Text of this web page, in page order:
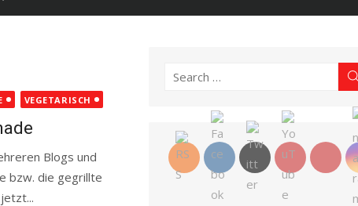
VEGETARISCH
Blogs und
bzw. die gegrillte
Search